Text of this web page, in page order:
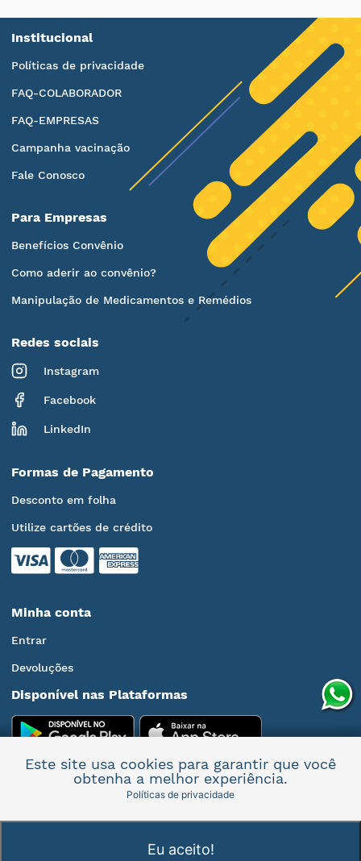
Institucional
Políticas de privacidade
FAQ-COLABORADOR
FAQ-EMPRESAS
Campanha vacinação
Fale Conosco
Para Empresas
Benefícios Convênio
Como aderir ao convênio?
Manipulação de Medicamentos e Remédios
Redes sociais
Instagram
Facebook
LinkedIn
Formas de Pagamento
Desconto em folha
Utilize cartões de crédito
Minha conta
Entrar
Devoluções
Disponível nas Plataformas
Mais informações
Este site usa cookies para garantir que você
obtenha a melhor experiência.
Políticas de privacidade
Eu aceito!